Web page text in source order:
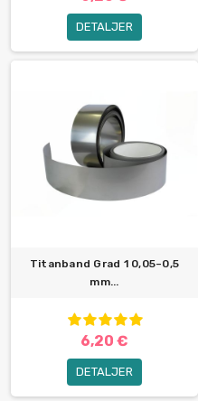
DETALJER
Titanband Grad 1 0,05–0,5
mm...
6,20 €
DETALJER